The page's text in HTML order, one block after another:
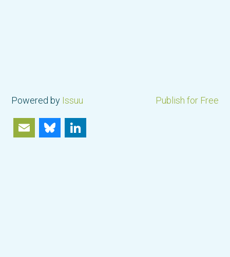
Powered by Issuu Publish for Free
EmailBluesky